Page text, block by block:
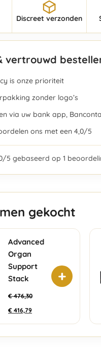
Discreet verzonden
vertrouwd
is onze prioriteit
zonder logo’s
via uw bank app,
ons met een 4,0/5
5 gebaseerd op 1
gekocht
Advanced
Organ
Support
Stack
€476,30
€ 416,79
+